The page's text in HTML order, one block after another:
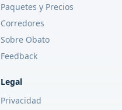
Paquetes y Precios
Corredores
Sobre Obato
Feedback
Legal
Privacidad